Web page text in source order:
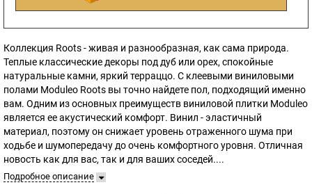
Коллекция Roots - живая и разнообразная, как сама природа.
Теплые классические декоры под дуб или орех, спокойные
натуральные камни, яркий терраццо. С клеевыми виниловыми
полами Moduleo Roots вы точно найдете пол, подходящий именно
вам. Одним из основных преимуществ виниловой плитки Moduleo
является ее акустический комфорт. Винил - эластичный
материал, поэтому он снижает уровень отраженного шума при
ходьбе и шумопередачу до очень комфортного уровня. Отличная
новость как для вас, так и для ваших соседей....
Подробное описание